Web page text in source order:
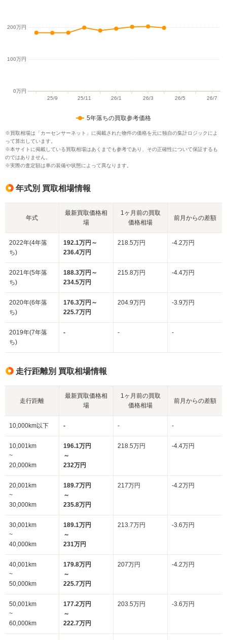
5年落ちの買取参考価格
※買取相場は「カーセンサーネット」に掲載された物件の価格を元に独自の集計ロジックによ
って算出しています。
※本サイトに掲載している買取相場はあくまでも参考であり、その正確性について保証するも
のではありません。
※実際の査定額は車の装備や状態によって異なります。
年式別 買取相場情報
年式
最新買取価格相
場
1ヶ月前の買取
価格相場
前月からの差額
2022年(4年落
ち)
192.1万円～
236.4万円
218.5万円 -4.2万円
2021年(5年落
ち)
188.3万円～
234.5万円
215.8万円 -4.4万円
2020年(6年落
ち)
176.3万円～
225.7万円
204.9万円 -3.9万円
2019年(7年落
ち)
- - -
走行距離別 買取相場情報
走行距離
最新買取価格相
場
1ヶ月前の買取
価格相場
前月からの差額
10,000km以下 - - -
10,001km
~
20,000km
196.1万円
～
232万円
218.5万円 -4.4万円
20,001km
~
30,000km
189.7万円
～
235.8万円
217万円 -4.2万円
30,001km
~
40,000km
189.1万円
～
231万円
213.7万円 -3.6万円
40,001km
~
50,000km
179.8万円
～
225.7万円
207万円 -4.2万円
50,001km
~
60,000km
177.2万円
～
222.7万円
203.5万円 -3.6万円